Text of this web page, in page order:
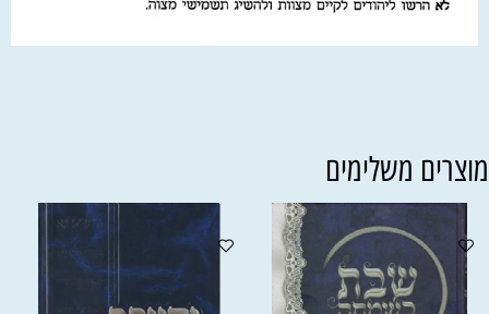
משלימים